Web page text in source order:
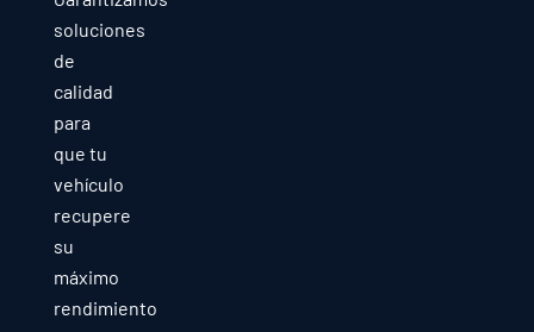
soluciones
de
calidad
para
que tu
vehículo
recupere
su
máximo
rendimiento